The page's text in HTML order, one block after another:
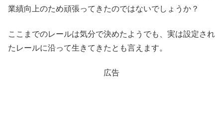
業績向上のため頑張ってきたのではないでしょうか？
ここまでのレールは気分で決めたようでも、実は設定され
たレールに沿って生きてきたとも言えます。
広告